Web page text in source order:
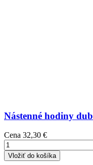
Nástenné hodiny
Cena 32,30 €
Vložiť do košíka